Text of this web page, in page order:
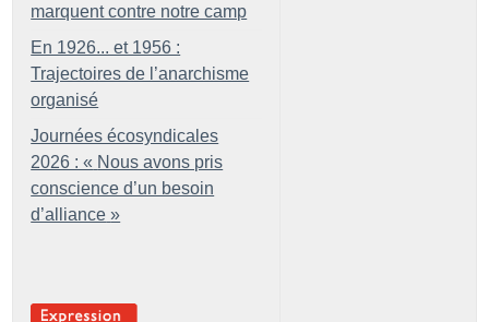
marquent contre notre camp
En 1926... et 1956 :
Trajectoires de l’anarchisme
organisé
Journées écosyndicales
2026 : « Nous avons pris
conscience d’un besoin
d’alliance »